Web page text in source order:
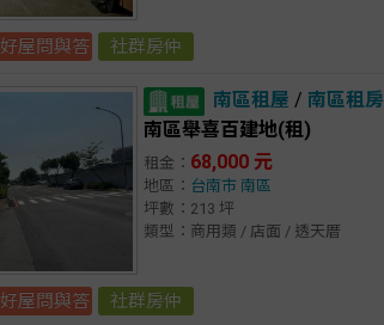
好屋問與答 社群房仲
南區租屋 / 南區租房
南區舉喜百建地(租)
租金： 68,000 元
地區： 台南市 南區
坪數：213 坪
類型：商用類 / 店面 / 透天厝
好屋問與答 社群房仲